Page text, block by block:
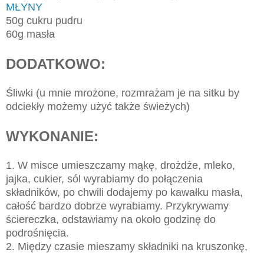
MŁYNY
50g cukru pudru
60g masła
DODATKOWO:
Śliwki (u mnie mrożone, rozmrażam je na sitku by
odciekły możemy użyć także świeżych)
WYKONANIE:
1. W misce umieszczamy mąkę, drożdże, mleko,
jajka, cukier, sól wyrabiamy do połączenia
składników, po chwili dodajemy po kawałku masła,
całość bardzo dobrze wyrabiamy. Przykrywamy
ściereczka, odstawiamy na około godzinę do
podrośnięcia.
2. Między czasie mieszamy składniki na kruszonkę,